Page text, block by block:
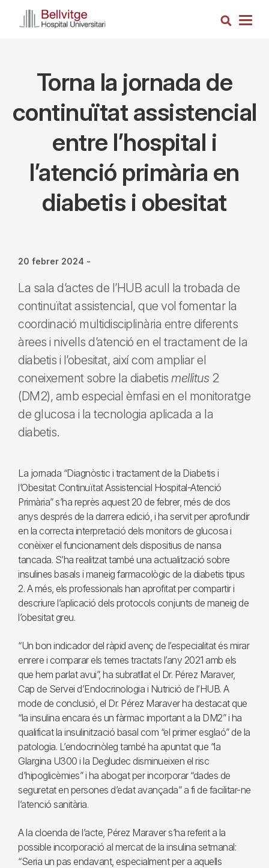
Cerca
Torna la jornada de
continuïtat assistencial
entre l’hospital i
l’atenció primària en
diabetis i obesitat
20 febrer 2024 -
La sala d’actes de l’HUB acull la trobada de
continuïtat assistencial, que vol fomentar la
coordinació multidisciplinària entre diferents
àrees i nivells d’atenció en el tractament de la
diabetis i l’obesitat, així com ampliar el
coneixement sobre la diabetis mellitus2
(DM2), amb especial èmfasi en el monitoratge
de glucosa i la tecnologia aplicada a la
diabetis.
La jornada “Diagnòstic i tractament de la Diabetis i
l’Obesitat: Continuïtat Assistencial Hospital-Atenció
Primària” s’ha reprès aquest 20 de febrer, més de dos
anys després de la darrera edició, i ha servit per aprofundir
en la correcta interpretació dels monitors de glucosa i
conèixer el funcionament dels dispositius de nansa
tancada. S’ha realitzat també una actualització sobre
insulines basals i maneig farmacològic de la diabetis tipus
2. A més, els professionals han aprofitat per compartir i
descriure l’aplicació dels protocols conjunts de maneig de
l’obesitat greu.
“Un bon indicador del ràpid avenç de l’especialitat és mirar
enrere i comparar els temes tractats l’any 2021 amb els
que hem parlat avui”, ha subratllat el Dr. Pérez Maraver,
Cap de Servei d’Endocrinologia i Nutrició de l’HUB. A
mode de conclusió, el Dr. Pérez Maraver ha destacat que
“la insulina encara és un fàrmac important a la DM2” i ha
qualificat la insulinització basal com “el primer esglaó” de la
patologia. L’endocrinòleg també ha apuntat que “la
Glargina U300 i la Degludec disminueixen el risc
d’hipoglicèmies” i ha abogat per incorporar “dades de
seguretat en persones d’edat avançada” a fi de facilitar-ne
l’atenció sanitària.
A la cloenda de l’acte, Pérez Maraver s’ha referit a la
possible incorporació al mercat de la insulina setmanal:
“Seria un pas endavant, especialment per a aquells